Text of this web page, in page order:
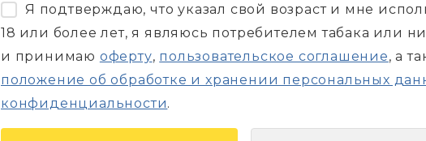
Я подтверждаю, что указал свой возраст и мне
18 или более лет, я являюсь потребителем табака или
и принимаю оферту, пользовательское соглашение, а
положение об обработке и хранении персональных
конфиденциальности.